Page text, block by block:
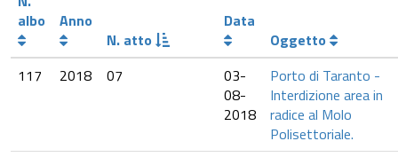
albo
Anno
N. atto
Data
Oggetto
117
2018 07
03-
08-
2018
Porto di Taranto -
Interdizione area in
radice al Molo
Polisettoriale.